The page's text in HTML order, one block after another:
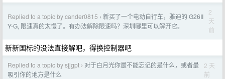
Replied to a topic by cander0815 › 新买了一个电动自行车，雅迪的 G26II
Y-G, 限速真的太慢了。有办法解除限速吗？深圳哪里可以解开它。
2
天
前
新新国标的没法直接解吧，得换控制器吧
Replied to a topic by sjjgpt › 对于白月光你最不能忘记的是什么，或者最
吸引你的地方是什么
2 天
前